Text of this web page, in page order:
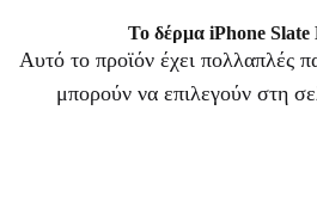
Το δέρμα iPhone
Αυτό το προϊόν έχει πολλαπλές
μπορούν να επιλεγούν στη